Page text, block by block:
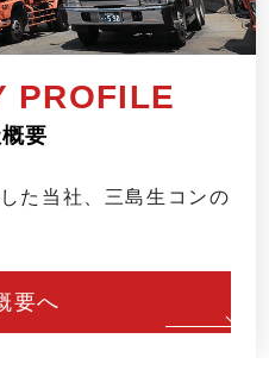
PROFILE
要
た当社、三島生コンの
要へ